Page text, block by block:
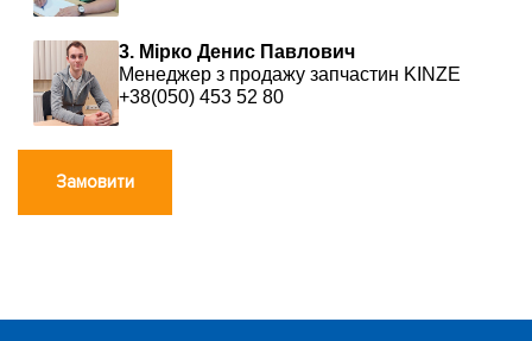
3. Мірко Денис Павлович
Менеджер з продажу запчастин KINZE
+38(050) 453 52 80
Замовити